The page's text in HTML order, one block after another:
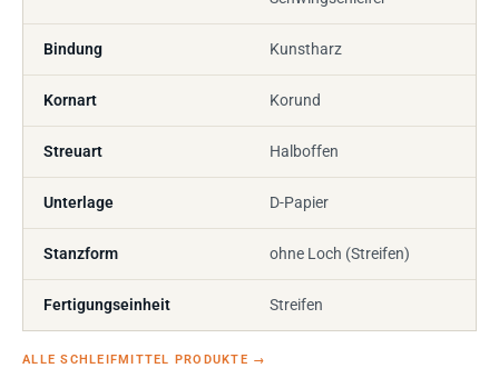
Bindung Kunstharz
Kornart Korund
Streuart Halboffen
Unterlage D-Papier
Stanzform ohne Loch (Streifen)
Fertigungseinheit Streifen
ALLE SCHLEIFMITTEL PRODUKTE →